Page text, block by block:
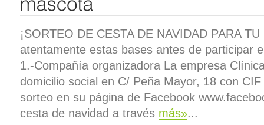
¡SORTEO DE CESTA DE NAVIDAD PARA
atentamente estas bases antes de participar
1.-Compañía organizadora La empresa
domicilio social en C/ Peña Mayor, 18 con
sorteo en su página de Facebook
cesta de navidad a través más»...